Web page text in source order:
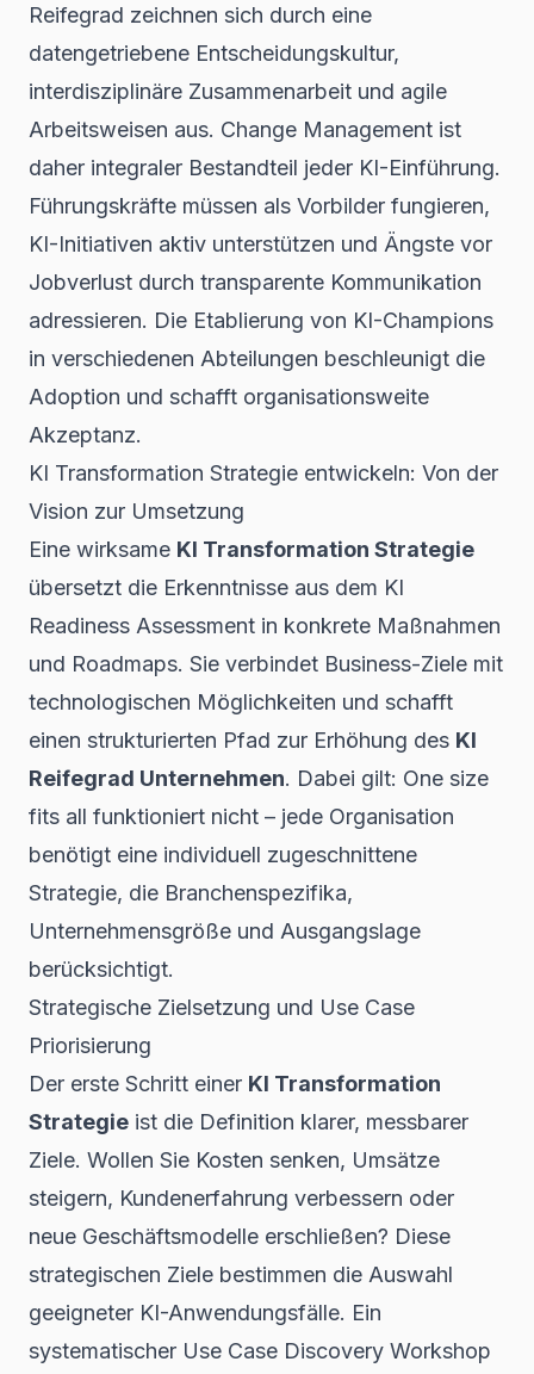
Reifegrad zeichnen sich durch eine
datengetriebene Entscheidungskultur,
interdisziplinäre Zusammenarbeit und agile
Arbeitsweisen aus. Change Management ist
daher integraler Bestandteil jeder KI-Einführung.
Führungskräfte müssen als Vorbilder fungieren,
KI-Initiativen aktiv unterstützen und Ängste vor
Jobverlust durch transparente Kommunikation
adressieren. Die Etablierung von KI-Champions
in verschiedenen Abteilungen beschleunigt die
Adoption und schafft organisationsweite
Akzeptanz.
KI Transformation Strategie entwickeln: Von der
Vision zur Umsetzung
Eine wirksame KI Transformation Strategie
übersetzt die Erkenntnisse aus dem KI
Readiness Assessment in konkrete Maßnahmen
und Roadmaps. Sie verbindet Business-Ziele mit
technologischen Möglichkeiten und schafft
einen strukturierten Pfad zur Erhöhung des KI
Reifegrad Unternehmen. Dabei gilt: One size
fits all funktioniert nicht – jede Organisation
benötigt eine individuell zugeschnittene
Strategie, die Branchenspezifika,
Unternehmensgröße und Ausgangslage
berücksichtigt.
Strategische Zielsetzung und Use Case
Priorisierung
Der erste Schritt einer KI Transformation
Strategie ist die Definition klarer, messbarer
Ziele. Wollen Sie Kosten senken, Umsätze
steigern, Kundenerfahrung verbessern oder
neue Geschäftsmodelle erschließen? Diese
strategischen Ziele bestimmen die Auswahl
geeigneter KI-Anwendungsfälle. Ein
systematischer Use Case Discovery Workshop